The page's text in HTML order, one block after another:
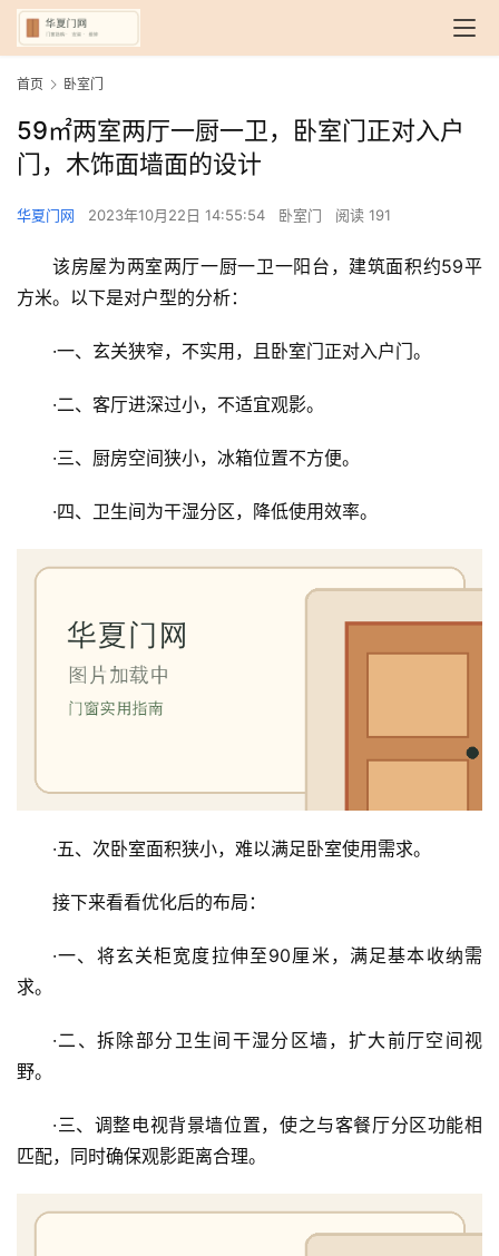
首页 卧室门
59㎡两室两厅一厨一卫，卧室门正对入户
门，木饰面墙面的设计
华夏门网 2023年10月22日 14:55:54 卧室门 阅读 191
该房屋为两室两厅一厨一卫一阳台，建筑面积约59平
方米。以下是对户型的分析：
·一、玄关狭窄，不实用，且卧室门正对入户门。
·二、客厅进深过小，不适宜观影。
·三、厨房空间狭小，冰箱位置不方便。
·四、卫生间为干湿分区，降低使用效率。
·五、次卧室面积狭小，难以满足卧室使用需求。
接下来看看优化后的布局：
·一、将玄关柜宽度拉伸至90厘米，满足基本收纳需
求。
·二、拆除部分卫生间干湿分区墙，扩大前厅空间视
野。
·三、调整电视背景墙位置，使之与客餐厅分区功能相
匹配，同时确保观影距离合理。